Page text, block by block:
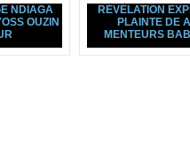
NDIAGA
OUZIN
RÉVÉLATION
PLAINTE DE
MENTEURS